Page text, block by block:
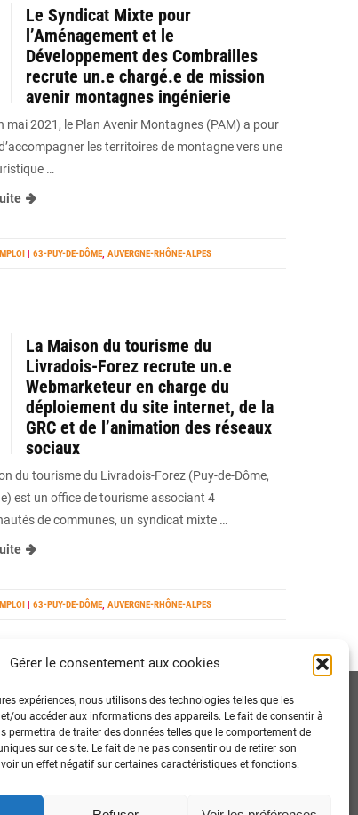
Gérer le consentement aux cookies
expériences, nous utilisons des technologies telles que les
ou accéder aux informations des appareils. Le fait de consentir à
permettra de traiter des données telles que le comportement de
sur ce site. Le fait de ne pas consentir ou de retirer son
un effet négatif sur certaines caractéristiques et fonctions.
Le Syndicat Mixte pour
l’Aménagement et le
Développement des Combrailles
recrute un.e chargé.e de mission
avenir montagnes ingénierie
mai 2021, le Plan Avenir Montagnes (PAM) a pour
les territoires de montagne vers une
…
| 63-PUY-DE-DÔME, AUVERGNE-RHÔNE-ALPES
La Maison du tourisme du
Livradois-Forez recrute un.e
Webmarketeur en charge du
déploiement du site internet, de la
GRC et de l’animation des réseaux
sociaux
du tourisme du Livradois-Forez (Puy-de-Dôme,
est un office de tourisme associant 4
de communes, un syndicat mixte …
| 63-PUY-DE-DÔME, AUVERGNE-RHÔNE-ALPES